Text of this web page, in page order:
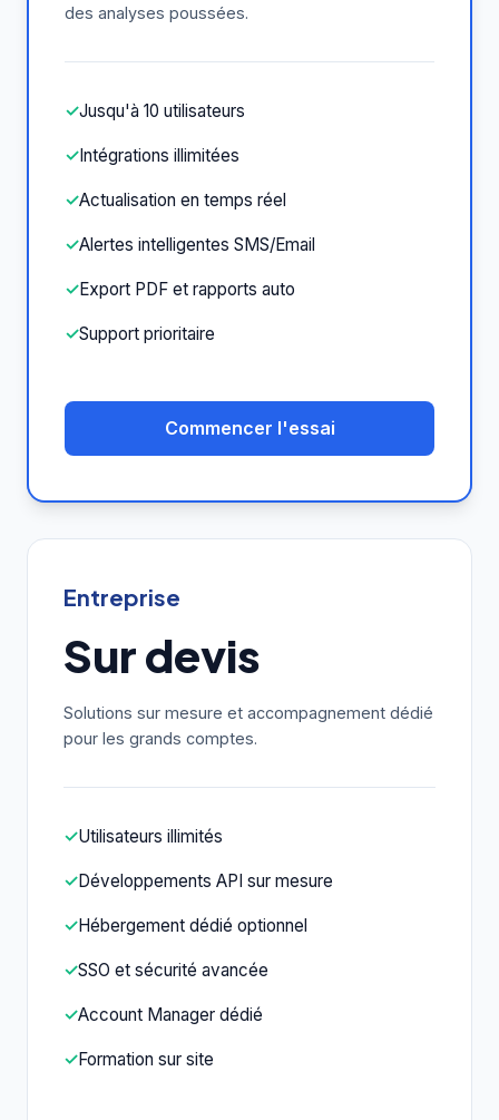
des analyses poussées.
✓Jusqu'à 10 utilisateurs
✓Intégrations illimitées
✓Actualisation en temps réel
✓Alertes intelligentes SMS/Email
✓Export PDF et rapports auto
✓Support prioritaire
Commencer l'essai
Entreprise
Sur devis
Solutions sur mesure et accompagnement dédié
pour les grands comptes.
✓Utilisateurs illimités
✓Développements API sur mesure
✓Hébergement dédié optionnel
✓SSO et sécurité avancée
✓Account Manager dédié
✓Formation sur site